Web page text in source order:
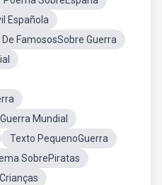
Española
De FamososSobre Guerra
Mundial
Texto PequenoGuerra
SobrePiratas